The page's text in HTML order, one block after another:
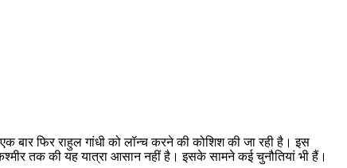
बार फिर राहुल गांधी को लॉन्च करने की कोशिश की जा रही है। इस
तक की यह यात्रा आसान नहीं है। इसके सामने कई चुनौतियां भी हैं।